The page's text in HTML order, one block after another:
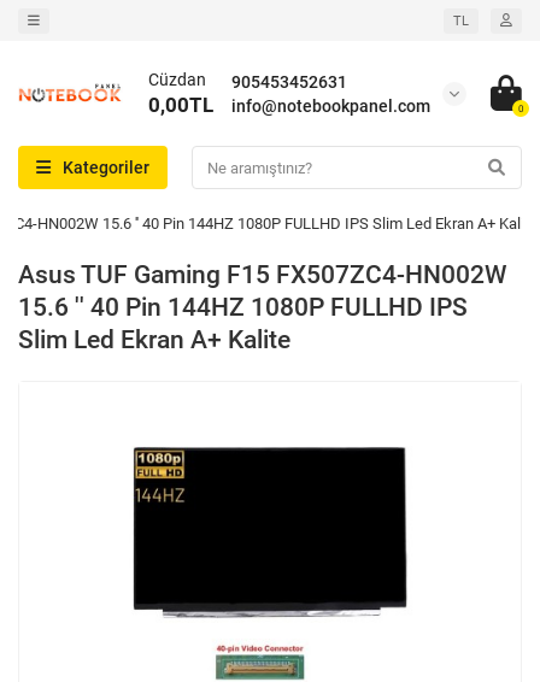
TL
905453452631
info@notebookpanel.com
Cüzdan
0,00TL 0
Kategoriler
HN002W 15.6 '' 40 Pin 144HZ 1080P FULLHD IPS Slim Led Ekran A+ Kalite
Asus TUF Gaming F15 FX507ZC4-HN002W
15.6 '' 40 Pin 144HZ 1080P FULLHD IPS
Slim Led Ekran A+ Kalite